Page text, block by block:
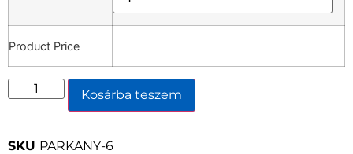
Product Price
Kosárba teszem
SKU PARKANY-6